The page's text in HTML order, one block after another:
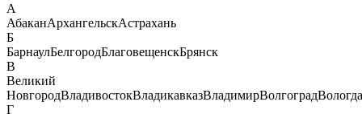
А
АбаканАрхангельскАстрахань
Б
БарнаулБелгородБлаговещенскБрянск
В
Великий
НовгородВладивостокВладикавказВладимирВолгоградВологда
Г